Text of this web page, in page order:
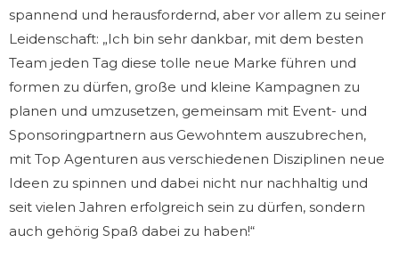
spannend und herausfordernd, aber vor allem zu seiner
Leidenschaft: „Ich bin sehr dankbar, mit dem besten
Team jeden Tag diese tolle neue Marke führen und
formen zu dürfen, große und kleine Kampagnen zu
planen und umzusetzen, gemeinsam mit Event- und
Sponsoringpartnern aus Gewohntem auszubrechen,
mit Top Agenturen aus verschiedenen Disziplinen neue
Ideen zu spinnen und dabei nicht nur nachhaltig und
seit vielen Jahren erfolgreich sein zu dürfen, sondern
auch gehörig Spaß dabei zu haben!“